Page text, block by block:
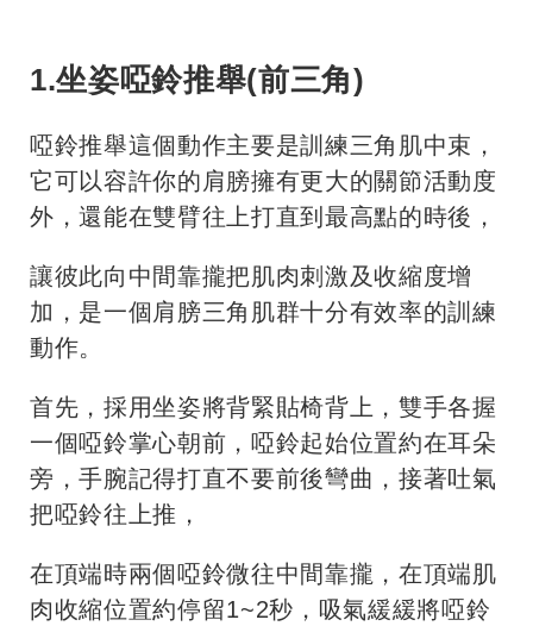
1.坐姿啞鈴推舉(前三角)
啞鈴推舉這個動作主要是訓練三角肌中束，
它可以容許你的肩膀擁有更大的關節活動度
外，還能在雙臂往上打直到最高點的時後，
讓彼此向中間靠攏把肌肉刺激及收縮度增
加，是一個肩膀三角肌群十分有效率的訓練
動作。
首先，採用坐姿將背緊貼椅背上，雙手各握
一個啞鈴掌心朝前，啞鈴起始位置約在耳朵
旁，手腕記得打直不要前後彎曲，接著吐氣
把啞鈴往上推，
在頂端時兩個啞鈴微往中間靠攏，在頂端肌
肉收縮位置約停留1~2秒，吸氣緩緩將啞鈴